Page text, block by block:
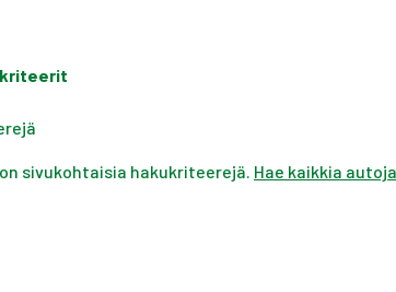
sivukohtaisia hakukriteerejä. Hae kaikkia